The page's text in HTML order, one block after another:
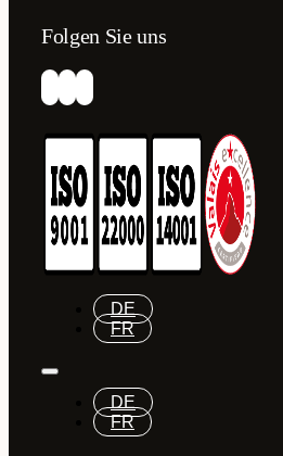
Folgen Sie uns
DE
FR
DE
FR